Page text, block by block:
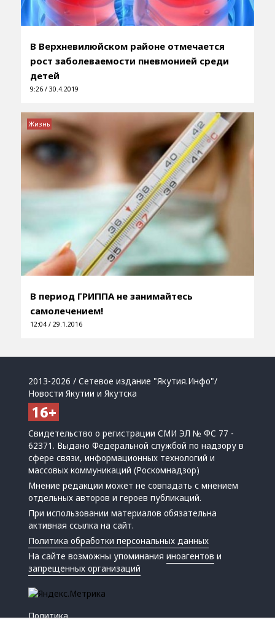
В Верхневилюйском районе отмечается
рост заболеваемости пневмонией среди
детей
9:26 / 30.4.2019
В период ГРИППА не занимайтесь
самолечением!
12:04 / 29.1.2016
Жизнь
2013-2026 / Сетевое издание "Якутия.Инфо"/
Новости Якутии и Якутска
Свидетельство о регистрации СМИ ЭЛ № ФС 77 -
62371. Выдано Федеральной службой по надзору в
сфере связи, информационных технологий и
массовых коммуникаций (Роскомнадзор)
Мнение редакции может не совпадать с мнением
отдельных авторов и героев публикаций.
При использовании материалов обязательна
активная ссылка на сайт.
Политика обработки персональных данных
На сайте возможны упоминанияиноагентов и
запрещенных организаций
Политика